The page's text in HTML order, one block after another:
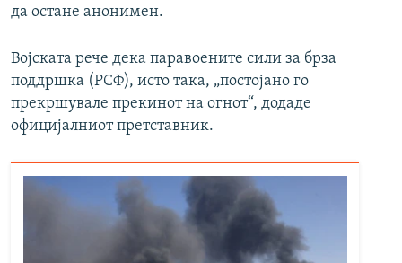
да остане анонимен.
Војската рече дека паравоените сили за брза
поддршка (РСФ), исто така, „постојано го
прекршувале прекинот на огнот“, додаде
официјалниот претставник.